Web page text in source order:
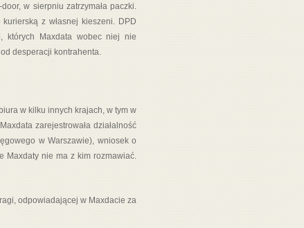
w sierpniu zatrzymała paczki.
z własnej kieszeni. DPD
których Maxdata wobec niej nie
desperacji kontrahenta.
w kilku innych krajach, w tym w
zarejestrowała działalność
w Warszawie), wniosek o
Maxdaty nie ma z kim rozmawiać.
odpowiadającej w Maxdacie za